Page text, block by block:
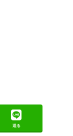
送る